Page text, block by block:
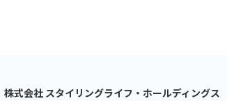
株式会社 スタイリングライフ・ホールディング